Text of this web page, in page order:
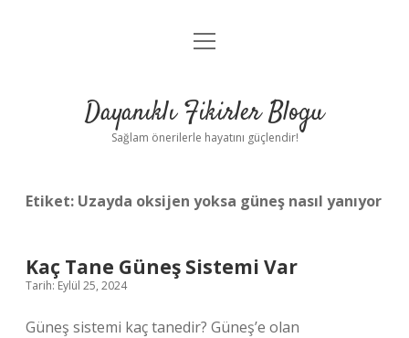
Anasayfa
Yasal Uyarı
menüyü
Dayanıklı Fikirler Blogu
Sağlam önerilerle hayatını güçlendir!
Etiket: Uzayda oksijen yoksa güneş nasıl yanıyor
Kaç Tane Güneş Sistemi Var
Tarih: Eylül 25, 2024
Güneş sistemi kaç tanedir? Güneş’e olan